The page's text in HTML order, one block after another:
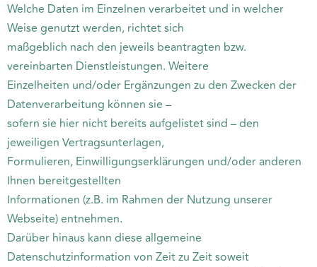
Welche Daten im Einzelnen verarbeitet und in welcher
Weise genutzt werden, richtet sich
maßgeblich nach den jeweils beantragten bzw.
vereinbarten Dienstleistungen. Weitere
Einzelheiten und/oder Ergänzungen zu den Zwecken der
Datenverarbeitung können sie –
sofern sie hier nicht bereits aufgelistet sind – den
jeweiligen Vertragsunterlagen,
Formulieren, Einwilligungserklärungen und/oder anderen
Ihnen bereitgestellten
Informationen (z.B. im Rahmen der Nutzung unserer
Webseite) entnehmen.
Darüber hinaus kann diese allgemeine
Datenschutzinformation von Zeit zu Zeit soweit